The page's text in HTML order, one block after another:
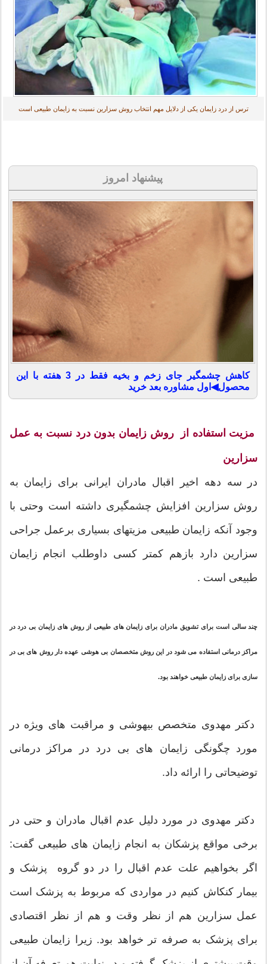
ترس از درد زایمان یکی از دلایل مهم انتخاب روش سزارین نسبت به زایمان طبیعی است
پیشنهاد امروز
کاهش چشمگیر جای زخم و بخیه فقط در 3 هفته با این
محصول◀اول مشاوره بعد خرید
مزیت استفاده از روش زایمان بدون درد نسبت به عمل
سزارین
در سه دهه اخیر اقبال مادران ایرانی برای زایمان به
روش سزارین افزایش چشمگیری داشته است وحتی با
وجود آنکه زایمان طبیعی مزیتهای بسیاری برعمل جراحی
سزارین دارد بازهم کمتر کسی داوطلب انجام زایمان
طبیعی است .
چند سالی است برای تشویق مادران برای زایمان های طبیعی از روش های زایمان بی درد در
مراکز درمانی استفاده می شود در این روش متخصصان بی هوشی عهده دار روش های بی در
سازی برای زایمان طبیعی خواهند بود.
دکتر مهدوی متخصص بیهوشی و مراقبت های ویژه در
مورد چگونگی زایمان های بی درد در مراکز درمانی
توضیحاتی را ارائه داد.
دکتر مهدوی در مورد دلیل عدم اقبال مادران و حتی در
برخی مواقع پزشکان به انجام زایمان های طبیعی گفت:
اگر بخواهیم علت عدم اقبال را در دو گروه پزشک و
بیمار کنکاش کنیم در مواردی که مربوط به پزشک است
عمل سزارین هم از نظر وقت و هم از نظر اقتصادی
برای پزشک به صرفه تر خواهد بود. زیرا زایمان طبیعی